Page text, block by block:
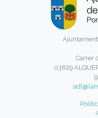
Carrer
03829